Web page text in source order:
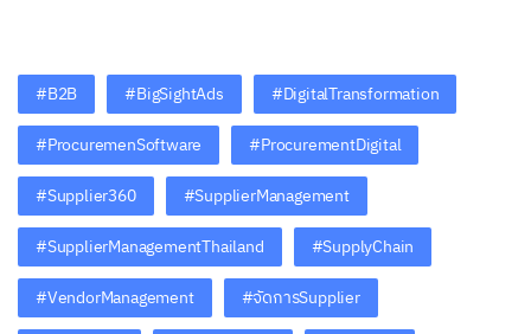
#B2B #BigSightAds
#DigitalTransformation
#ProcuremenSoftware
#ProcurementDigital
#Supplier360
#SupplierManagement
#SupplierManagementThailand
#SupplyChain
#VendorManagement
#จัดการSupplier